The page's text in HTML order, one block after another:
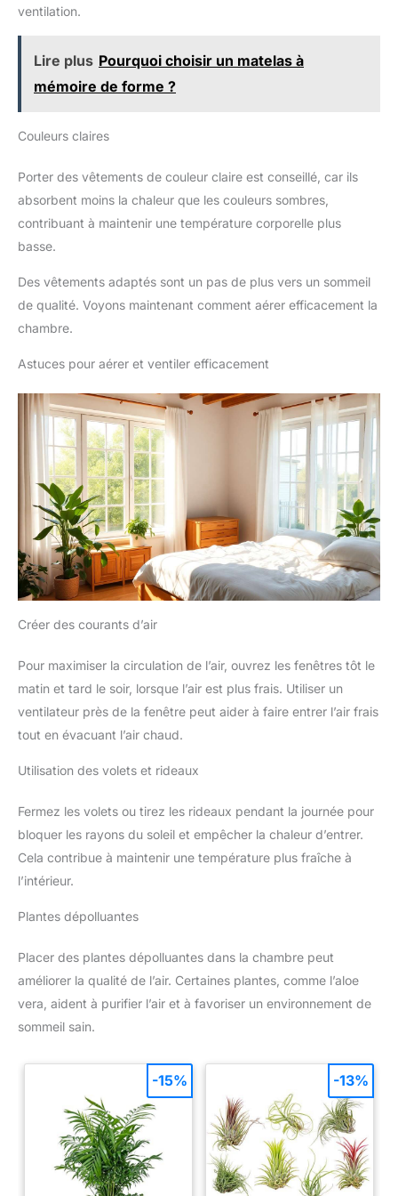
ventilation.
Lire plus Pourquoi choisir un matelas à
mémoire de forme ?
Couleurs claires
Porter des vêtements de couleur claire est conseillé, car ils
absorbent moins la chaleur que les couleurs sombres,
contribuant à maintenir une température corporelle plus
basse.
Des vêtements adaptés sont un pas de plus vers un sommeil
de qualité. Voyons maintenant comment aérer efficacement la
chambre.
Astuces pour aérer et ventiler efficacement
Créer des courants d’air
Pour maximiser la circulation de l’air, ouvrez les fenêtres tôt le
matin et tard le soir, lorsque l’air est plus frais. Utiliser un
ventilateur près de la fenêtre peut aider à faire entrer l’air frais
tout en évacuant l’air chaud.
Utilisation des volets et rideaux
Fermez les volets ou tirez les rideaux pendant la journée pour
bloquer les rayons du soleil et empêcher la chaleur d’entrer.
Cela contribue à maintenir une température plus fraîche à
l’intérieur.
Plantes dépolluantes
Placer des plantes dépolluantes dans la chambre peut
améliorer la qualité de l’air. Certaines plantes, comme l’aloe
vera, aident à purifier l’air et à favoriser un environnement de
sommeil sain.
-15% -13%